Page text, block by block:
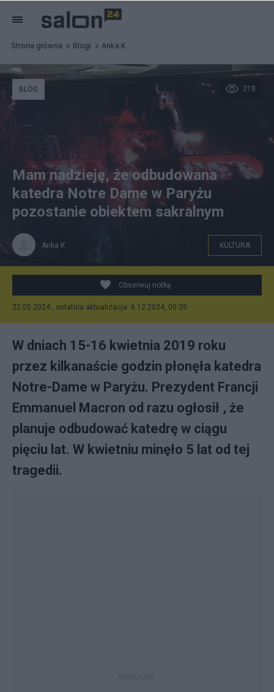
Strona główna Blogi Anka K
218
BLOG
Mam nadzieję, że odbudowana
katedra Notre Dame w Paryżu
pozostanie obiektem sakralnym
Anka K KULTURA
Obserwuj notkę
22.05.2024 , ostatnia aktualizacja: 6.12.2024, 00:35
W dniach 15-16 kwietnia 2019 roku
przez kilkanaście godzin płonęła katedra
Notre-Dame w Paryżu. Prezydent Francji
Emmanuel Macron od razu ogłosił , że
planuje odbudować katedrę w ciągu
pięciu lat. W kwietniu minęło 5 lat od tej
tragedii.